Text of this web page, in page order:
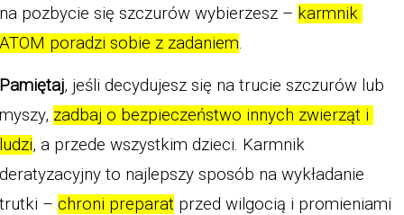
pozbycie się szczurów wybierzesz – karmnik
poradzi sobie z zadaniem.
, jeśli decydujesz się na trucie szczurów lub
zadbaj o bezpieczeństwo innych zwierząt i
, a przede wszystkim dzieci. Karmnik
to najlepszy sposób na wykładanie
– chroni preparat przed wilgocią i promieniami